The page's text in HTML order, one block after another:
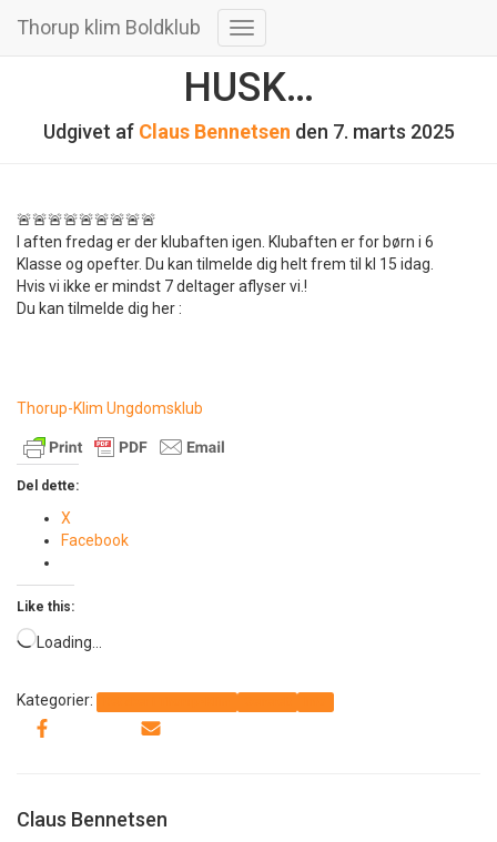
Thorup klim Boldklub
Skift
HUSK…
Udgivet af Claus Bennetsen den 7. marts 2025
🚨🚨🚨🚨🚨🚨🚨🚨🚨
I aften fredag er der klubaften igen. Klubaften er for børn i 6
Klasse og opefter. Du kan tilmelde dig helt frem til kl 15 idag.
Hvis vi ikke er mindst 7 deltager aflyser vi.!
Du kan tilmelde dig her :
Thorup-Klim Ungdomsklub
Del dette:
X
Facebook
Like this:
Loading…
Kategorier:
Claus Bennetsen